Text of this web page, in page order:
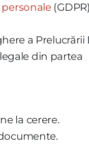
a
din partea
la cerere.